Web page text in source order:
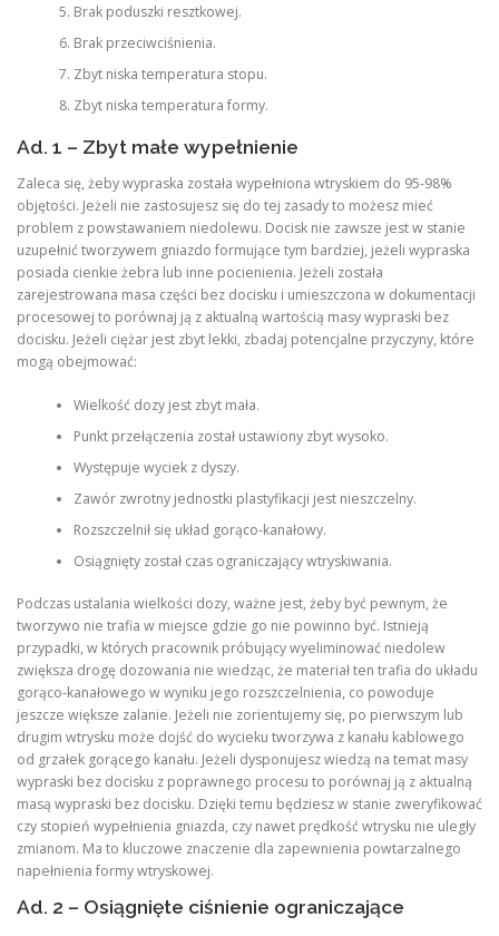
Brak poduszki resztkowej.
Brak przeciwciśnienia.
Zbyt niska temperatura stopu.
Zbyt niska temperatura formy.
Ad. 1 – Zbyt małe wypełnienie
Zaleca się, żeby wypraska została wypełniona wtryskiem do 95-98%
objętości. Jeżeli nie zastosujesz się do tej zasady to możesz mieć
problem z powstawaniem niedolewu. Docisk nie zawsze jest w stanie
uzupełnić tworzywem gniazdo formujące tym bardziej, jeżeli wypraska
posiada cienkie żebra lub inne pocienienia. Jeżeli została
zarejestrowana masa części bez docisku i umieszczona w dokumentacji
procesowej to porównaj ją z aktualną wartością masy wypraski bez
docisku. Jeżeli ciężar jest zbyt lekki, zbadaj potencjalne przyczyny, które
mogą obejmować:
Wielkość dozy jest zbyt mała.
Punkt przełączenia został ustawiony zbyt wysoko.
Występuje wyciek z dyszy.
Zawór zwrotny jednostki plastyfikacji jest nieszczelny.
Rozszczelnił się układ gorąco-kanałowy.
Osiągnięty został czas ograniczający wtryskiwania.
Podczas ustalania wielkości dozy, ważne jest, żeby być pewnym, że
tworzywo nie trafia w miejsce gdzie go nie powinno być. Istnieją
przypadki, w których pracownik próbujący wyeliminować niedolew
zwiększa drogę dozowania nie wiedząc, że materiał ten trafia do układu
gorąco-kanałowego w wyniku jego rozszczelnienia, co powoduje
jeszcze większe zalanie. Jeżeli nie zorientujemy się, po pierwszym lub
drugim wtrysku może dojść do wycieku tworzywa z kanału kablowego
od grzałek gorącego kanału. Jeżeli dysponujesz wiedzą na temat masy
wypraski bez docisku z poprawnego procesu to porównaj ją z aktualną
masą wypraski bez docisku. Dzięki temu będziesz w stanie zweryfikować
czy stopień wypełnienia gniazda, czy nawet prędkość wtrysku nie uległy
zmianom. Ma to kluczowe znaczenie dla zapewnienia powtarzalnego
napełnienia formy wtryskowej.
Ad. 2 – Osiągnięte ciśnienie ograniczające